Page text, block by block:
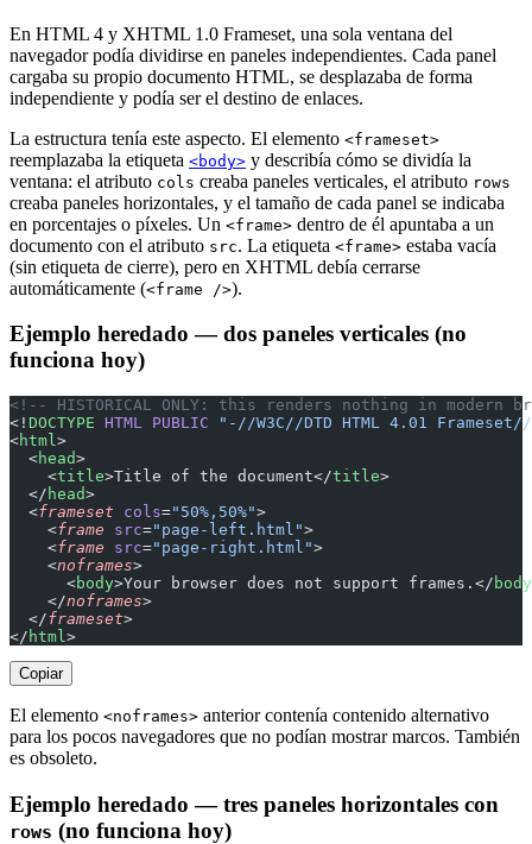
En HTML 4 y XHTML 1.0 Frameset, una sola ventana del
navegador podía dividirse en paneles independientes. Cada panel
cargaba su propio documento HTML, se desplazaba de forma
independiente y podía ser el destino de enlaces.
La estructura tenía este aspecto. El elemento <frameset>
reemplazaba la etiqueta <body> y describía cómo se dividía la
ventana: el atributo cols creaba paneles verticales, el atributo rows
creaba paneles horizontales, y el tamaño de cada panel se indicaba
en porcentajes o píxeles. Un <frame> dentro de él apuntaba a un
documento con el atributo src. La etiqueta <frame> estaba vacía
(sin etiqueta de cierre), pero en XHTML debía cerrarse
automáticamente (<frame />).
Ejemplo heredado — dos paneles verticales (no
funciona hoy)
<!-- HISTORICAL ONLY: this renders nothing in modern
<! DOCTYPE HTML PUBLIC "-//W3C//DTD HTML 4.01 Frameset//
<html>
  <
head>
    <
title>Title of the document</title>
  </
head>
  <
frameset cols="50%,50%">
    <
frame src="page-left.html">
    <
frame src="page-right.html">
    <
noframes>
      <
body>Your browser does not support frames.</ body
    </
noframes>
  </
frameset>
</ html>
Copiar
El elemento <noframes> anterior contenía contenido alternativo
para los pocos navegadores que no podían mostrar marcos. También
es obsoleto.
Ejemplo heredado — tres paneles horizontales con
rows (no funciona hoy)